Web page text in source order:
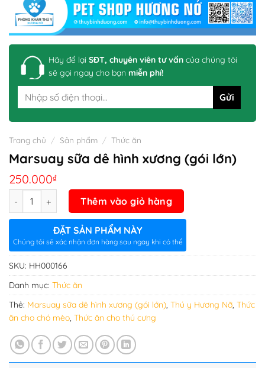
Hãy để lại SĐT, chuyên viên tư vấn của chúng tôi
sẽ gọi ngay cho bạn miễn phí!
Trang chủ / Sản phẩm / Thức ăn
Marsuay sữa dê hình xương (gói lớn)
250.000₫
Thêm vào giỏ hàng
ĐẶT SẢN PHẨM NÀY
Chúng tôi sẽ xác nhận đơn hàng sau ngay khi có thể
SKU: HH000166
Danh mục: Thức ăn
Thẻ: Marsuay sữa dê hình xương (gói lớn), Thú y Hương Nỡ, Thức
ăn cho chó mèo, Thức ăn cho thú cưng